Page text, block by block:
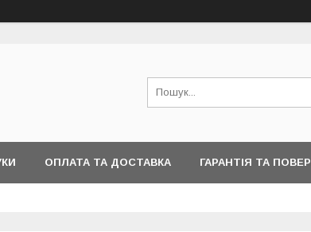
ОПЛАТА ТА ДОСТАВКА ГАРАНТІЯ ТА